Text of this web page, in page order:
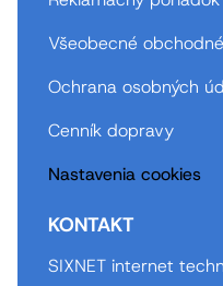
Všeobecné
Ochrana osobných
Cenník dopravy
Nastavenia cookies
KONTAKT
SIXNET internet